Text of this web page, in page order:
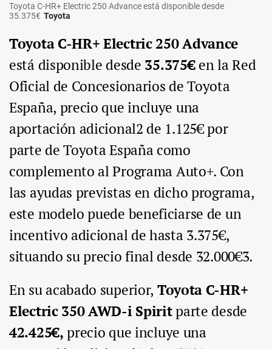
Toyota C-HR+ Electric 250 Advance está disponible desde
35.375€ Toyota
Toyota C-HR+ Electric 250 Advance
está disponible desde 35.375€en la Red
Oficial de Concesionarios de Toyota
España, precio que incluye una
aportación adicional2 de 1.125€ por
parte de Toyota España como
complemento al Programa Auto+. Con
las ayudas previstas en dicho programa,
este modelo puede beneficiarse de un
incentivo adicional de hasta 3.375€,
situando su precio final desde 32.000€3.
En su acabado superior, Toyota C-HR+
Electric 350 AWD-i Spiritparte desde
42.425€,precio que incluye una